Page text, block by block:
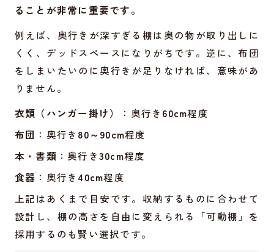
ることが非常に重要です。
例えば、奥行きが深すぎる棚は奥の物が取り出しに
くく、デッドスペースになりがちです。逆に、布団
をしまいたいのに奥行きが足りなければ、意味があ
りません。
衣類（ハンガー掛け）
：奥行き 60cm程度
布団 ：奥行き 80～90cm程度
本・書類 ：奥行き30cm程度
食器 ：奥行き 40cm程度
上記はあくまで目安です。収納するものに合わせて
設計し、棚の高さを自由に変えられる「可動棚」を
採用するのも賢い選択です。